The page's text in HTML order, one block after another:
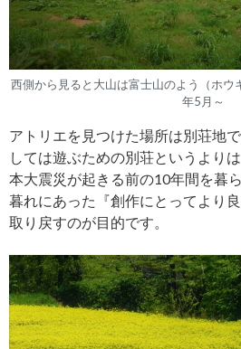
西側から見ると大山は富士山のよう（ホ
年5月～
アトリエを見つけた場所は別荘地
しては遊ぶための別荘というより
本大震災が起きる前の10年間を暮
暮れにあった『創作にとってより
取り戻すのが目的です。